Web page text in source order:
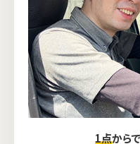
1点から